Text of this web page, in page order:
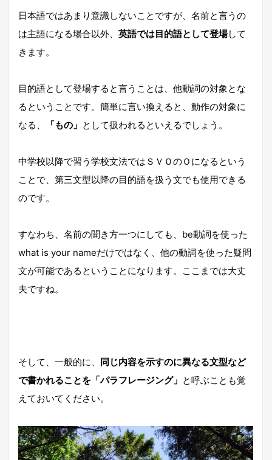
日本語ではあまり意識しないことですが、名前と言うの
は主語になる場合以外、 英語では目的語として登場して
きます。
目的語として登場すると言うことは、他動詞の対象とな
るということです。簡単に言い換えると、動作の対象に
なる、
「もの」 として扱われるといえるでしょう。
中学校以降で習う学校文法ではＳＶＯのＯになるという
ことで、第三文型以降の目的語を扱う文でも使用できる
のです。
すなわち、名前の聞き方一つにしても、be動詞を使った
what is your nameだけではなく、他の動詞を使った疑問
文が可能であるということになります。ここまでは大丈
夫ですね。
そして、一般的に、 同じ内容を示すのに異なる文型など
で書かれることを「パラフレージング」 と呼ぶことも覚
えておいてください。